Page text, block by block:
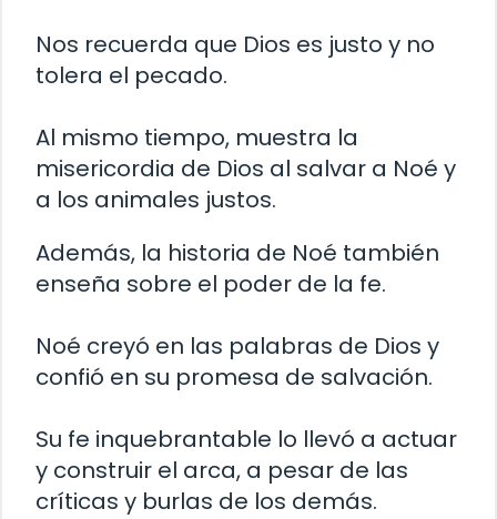
Nos recuerda que Dios es justo y no
tolera el pecado.
Al mismo tiempo, muestra la
misericordia de Dios al salvar a Noé y
a los animales justos.
Además, la historia de Noé también
enseña sobre el poder de la fe.
Noé creyó en las palabras de Dios y
confió en su promesa de salvación.
Su fe inquebrantable lo llevó a actuar
y construir el arca, a pesar de las
críticas y burlas de los demás.